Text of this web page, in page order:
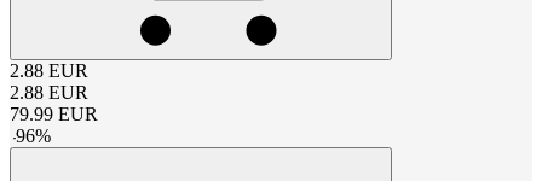
2.88 EUR
2.88 EUR
79.99 EUR
-96%